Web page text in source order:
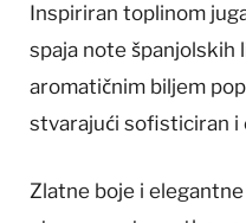
Inspiriran toplinom
spaja note španjolskih
aromatičnim biljem
stvarajući sofisticiran i
Zlatne boje i